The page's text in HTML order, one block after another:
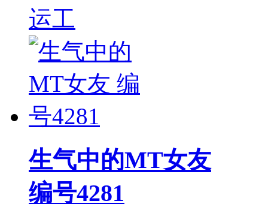
运工
生气中的MT女友
编号4281